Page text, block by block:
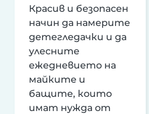
Красив и безопасен
начин да намерите
детегледачки и да
улесните
ежедневието на
майките и
бащите, които
имат нужда от